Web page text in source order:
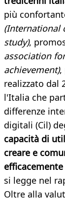
più
(International
study),
association
achievement),
realizzato dal
l'Italia che
differenze
digitali (Cil)
capacità di
creare e
si legge nel
Oltre alla